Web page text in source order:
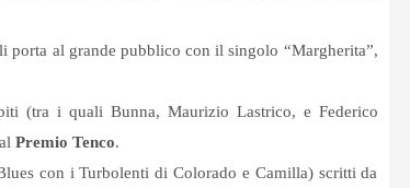
porta al grande pubblico con il singolo “Margherita”,
(tra i quali Bunna, Maurizio Lastrico, e Federico
Premio Tenco.
con i Turbolenti di Colorado e Camilla) scritti da